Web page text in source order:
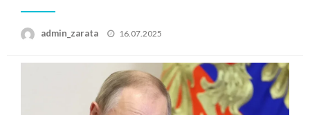
admin_zarata
Posted
16.07.2025